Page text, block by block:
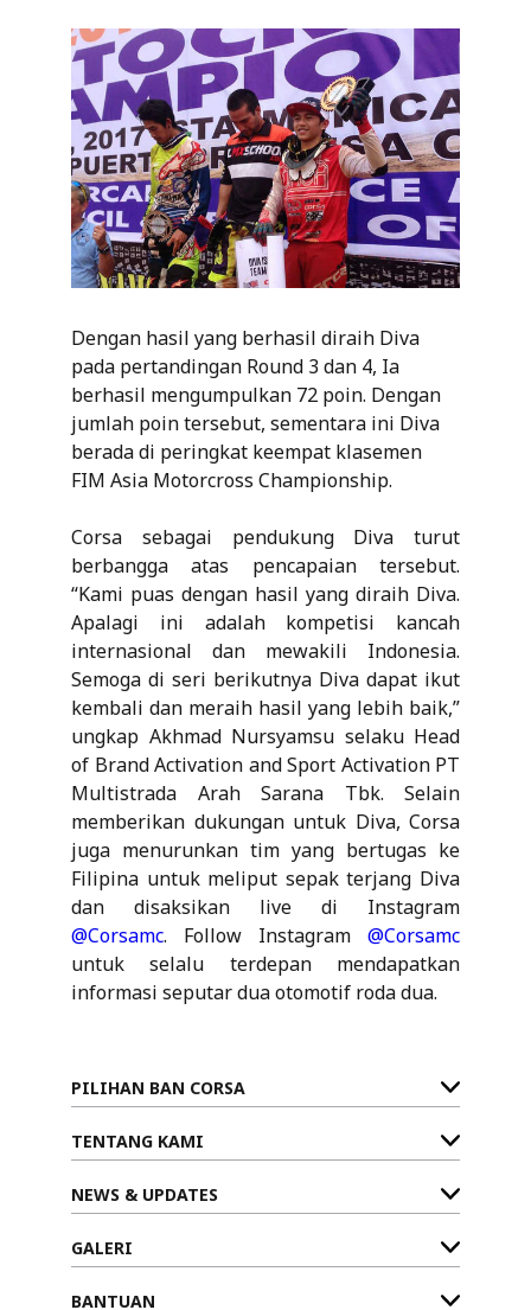
Dengan hasil yang berhasil diraih Diva
pada pertandingan Round 3 dan 4, Ia
berhasil mengumpulkan 72 poin. Dengan
jumlah poin tersebut, sementara ini Diva
berada di peringkat keempat klasemen
FIM Asia Motorcross Championship.
Corsa sebagai pendukung Diva turut
berbangga atas pencapaian tersebut.
“Kami puas dengan hasil yang diraih Diva.
Apalagi ini adalah kompetisi kancah
internasional dan mewakili Indonesia.
Semoga di seri berikutnya Diva dapat ikut
kembali dan meraih hasil yang lebih baik,”
ungkap Akhmad Nursyamsu selaku Head
of Brand Activation and Sport Activation PT
Multistrada Arah Sarana Tbk. Selain
memberikan dukungan untuk Diva, Corsa
juga menurunkan tim yang bertugas ke
Filipina untuk meliput sepak terjang Diva
dan disaksikan live di Instagram
@Corsamc. Follow Instagram @Corsamc
untuk selalu terdepan mendapatkan
informasi seputar dua otomotif roda dua.
PILIHAN BAN CORSA
TENTANG KAMI
NEWS & UPDATES
GALERI
BANTUAN